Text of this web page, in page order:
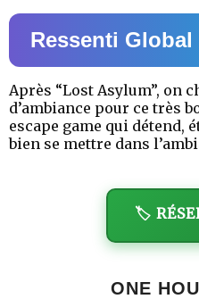
Ressenti Global
Après “Lost Asylum”, on
d’ambiance pour ce très
escape game qui détend,
bien se mettre dans
🏷️
ONE